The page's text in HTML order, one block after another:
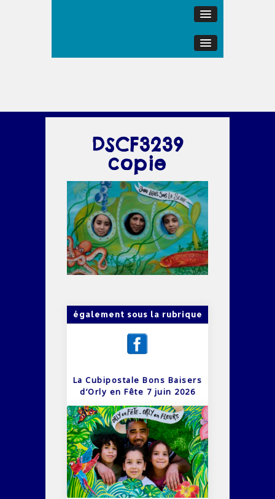
DSCF3239
copie
également sous la rubrique
La Cubipostale Bons Baisers
d’Orly en Fête 7 juin 2026